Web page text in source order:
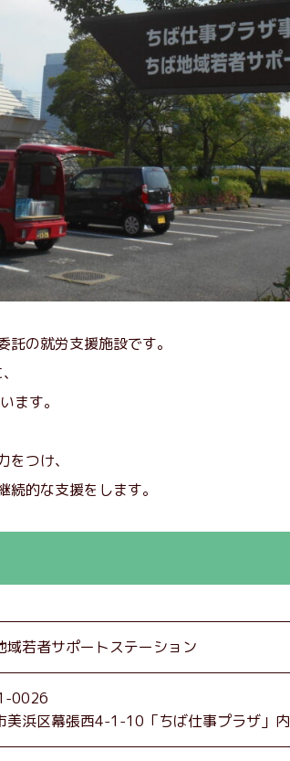
の就労支援施設です。
ます。
つけ、
的な支援をします。
域若者サポートステーション
0026
美浜区幕張西4-1-10「ちば仕事プラザ」内